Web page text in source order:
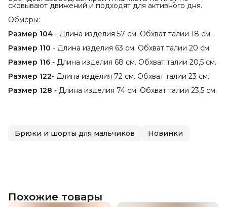
сковывают движений и подходят для активного дня.
Обмеры:
Размер 104 - Длина изделия 57 см. Обхват талии 18 см.
Размер 110 - Длина изделия 63 см. Обхват талии 20 см
Размер 116 - Длина изделия 68 см. Обхват талии 20,5 см.
Размер 122- Длина изделия 72 см. Обхват талии 23 см.
Размер 128 - Длина изделия 74 см. Обхват талии 23,5 см.
Брюки и шорты для мальчиков Новинки
Похожие товары